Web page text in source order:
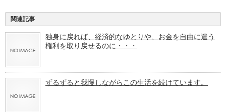
関連記事
独身に戻れば、経済的なゆとりや、お金を自由に遣う
権利を取り戻せるのに・・・
ずるずると我慢しながらこの生活を続けています。